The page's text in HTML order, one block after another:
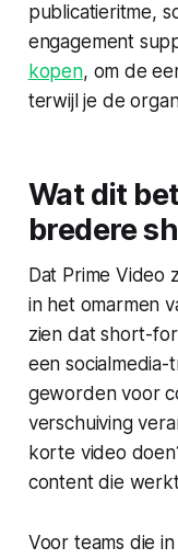
publicatieritme,
engagement
kopen, om de
terwijl je de
Wat dit
bredere
Dat Prime Video
in het omarmen
zien dat short-
een
geworden voor
verschuiving
korte video
content die
Voor teams die